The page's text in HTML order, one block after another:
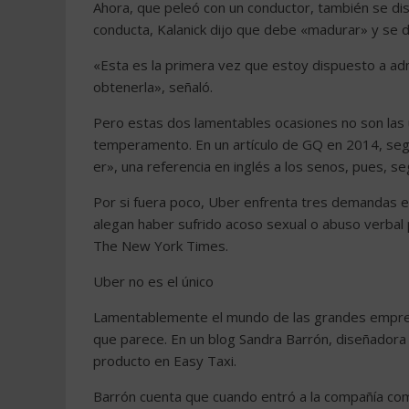
Ahora, que peleó con un conductor, también se
conducta, Kalanick dijo que debe «madurar» y
«Esta es la primera vez que estoy dispuesto a
obtenerla», señaló.
Pero estas dos lamentables ocasiones no son
temperamento. En un artículo de GQ en 2014,
er», una referencia en inglés a los senos, pues,
Por si fuera poco, Uber enfrenta tres demandas
alegan haber sufrido acoso sexual o abuso
The New York Times.
Uber no es el único
Lamentablemente el mundo de las grandes
que parece. En un blog Sandra Barrón,
producto en Easy Taxi.
Barrón cuenta que cuando entró a la compañía